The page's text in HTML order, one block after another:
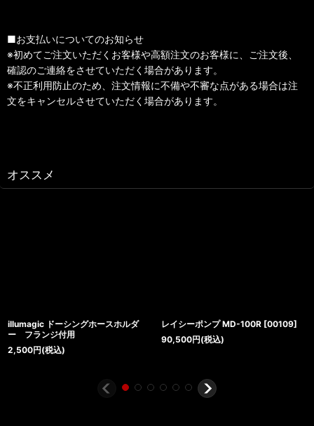
■お支払いについてのお知らせ
※初めてご注文いただくお客様や高額注文のお客様に、ご注文後、
確認のご連絡をさせていただく場合があります。
※不正利用防止のため、注文情報に不備や不審な点がある場合は注
文をキャンセルさせていただく場合があります。
オススメ
illumagic ドーシングホースホルダ
ー フランジ付用
2,500円(税込)
レイシーポンプ MD-100R [00109]
90,500円(税込)